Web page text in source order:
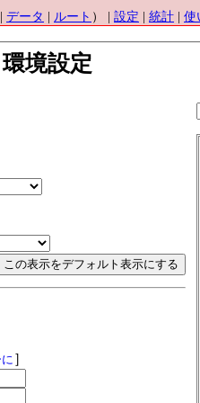
データ ルート ） | 設定 統計 使
境設定
］